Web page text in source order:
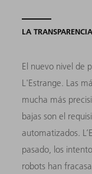
LA
El nuevo nivel de
L'Estrange. Las
mucha más
bajas son el
automatizados.
pasado, los
robots han